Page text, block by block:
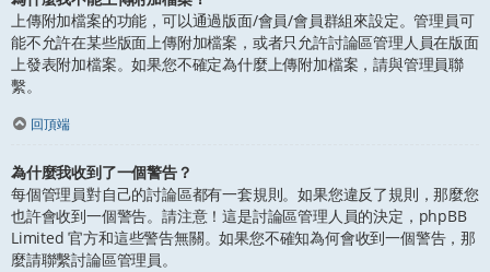
上傳附加檔案的功能，可以通過版面/會員/會員群組來設定。管理員可
能不允許在某些版面上傳附加檔案，或者只允許討論區管理人員在版面
上發表附加檔案。如果您不確定為什麼上傳附加檔案，請與管理員聯
繫。
回頂端
為什麼我收到了一個警告？
每個管理員對自己的討論區都有一套規則。如果您違反了規則，那麼您
也許會收到一個警告。請注意！這是討論區管理人員的決定，phpBB
Limited 官方和這些警告無關。如果您不確知為何會收到一個警告，那
麼請聯繫討論區管理員。